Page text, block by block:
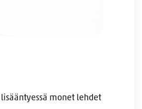
monet lehdet